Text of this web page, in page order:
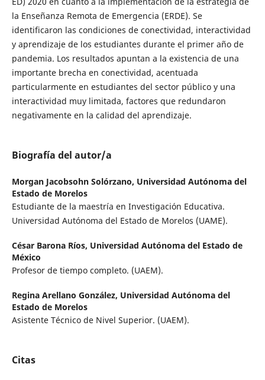
la Enseñanza Remota de Emergencia (ERDE). Se
identificaron las condiciones de conectividad, interactividad
y aprendizaje de los estudiantes durante el primer año de
pandemia. Los resultados apuntan a la existencia de una
importante brecha en conectividad, acentuada
particularmente en estudiantes del sector público y una
interactividad muy limitada, factores que redundaron
negativamente en la calidad del aprendizaje.
Biografía del autor/a
Morgan Jacobsohn Solórzano, Universidad Autónoma del
Estado de Morelos
Estudiante de la maestría en Investigación Educativa.
Universidad Autónoma del Estado de Morelos (UAME).
César Barona Ríos, Universidad Autónoma del Estado de
México
Profesor de tiempo completo. (UAEM).
Regina Arellano González, Universidad Autónoma del
Estado de Morelos
Asistente Técnico de Nivel Superior. (UAEM).
Citas